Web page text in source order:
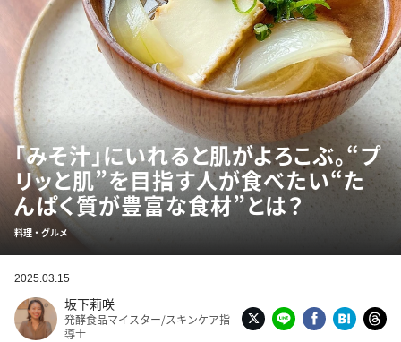
「みそ汁」にいれると肌がよろこぶ。“プ
リッと肌”を目指す人が食べたい“た
んぱく質が豊富な食材”とは？
料理・グルメ
2025.03.15
坂下莉咲
発酵食品マイスター/スキンケア指
導士